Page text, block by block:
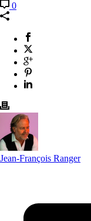
0
Jean-François Ranger